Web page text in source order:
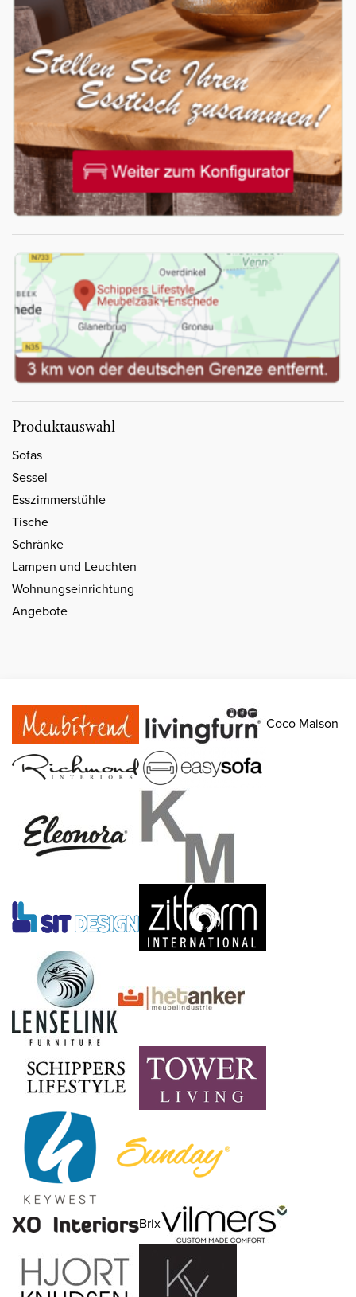
Produktauswahl
Sofas
Sessel
Esszimmerstühle
Tische
Schränke
Lampen und Leuchten
Wohnungseinrichtung
Angebote
Coco Maison
Brix